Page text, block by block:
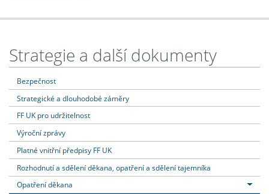
Strategie a další dokumenty
Bezpečnost
Strategické a dlouhodobé záměry
FF UK pro udržitelnost
Výroční zprávy
Platné vnitřní předpisy FF UK
Rozhodnutí a sdělení děkana, opatření a sdělení tajemníka
Opatření děkana